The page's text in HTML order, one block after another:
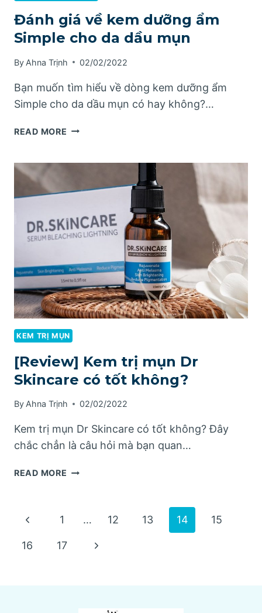
Đánh giá về kem dưỡng ẩm
Simple cho da dầu mụn
By Ahna Trịnh 02/02/2022
Bạn muốn tìm hiểu về dòng kem dưỡng ẩm
Simple cho da dầu mụn có hay không?…
READ MORE ĐÁNH
ẨM
CHO
DA
MỤN
KEM TRỊ MỤN
[Review] Kem trị mụn Dr
Skincare có tốt không?
By Ahna Trịnh 02/02/2022
Kem trị mụn Dr Skincare có tốt không? Đây
chắc chẳn là câu hỏi mà bạn quan…
READ MORE [REVIEW]
Page
navigation
Previous
Page
1 … 12 13 14 15
16 17
Next